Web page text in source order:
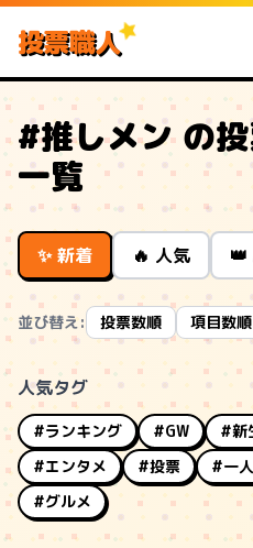
投票職人
#推しメン の
一覧
✨ 新着 🔥 人気 👑
並び替え: 投票数順 項目数順
人気タグ
#ランキング #GW #新
#エンタメ
#投票 #一
#グルメ